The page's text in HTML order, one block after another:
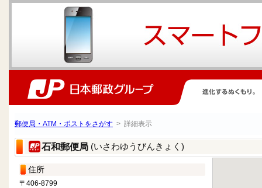
郵便局・ATM・ポストをさがす > 詳細表示
石和郵便局 (いさわゆうびんきょく)
住所
〒406-8799